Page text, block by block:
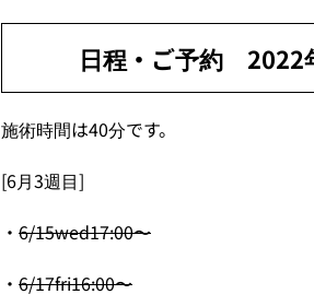
日程・ご予約 2022
施術時間は40分です。
[6月3週目]
・ 6/15wed17:00〜
・ 6/17fri16:00〜